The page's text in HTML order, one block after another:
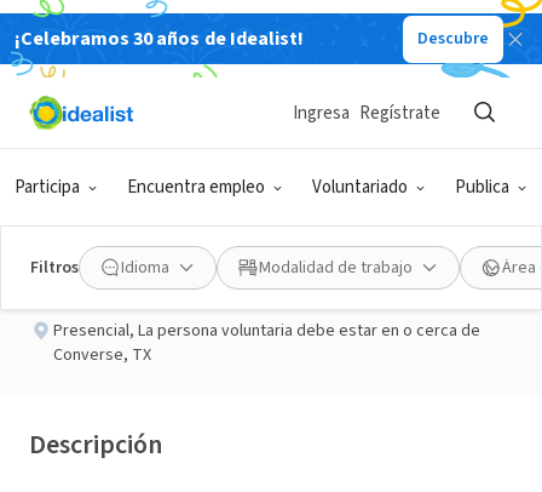
¡Celebramos 30 años de Idealist! Descubre
Participa Encuentra empleo Voluntariado Publica
Ingresa Regístrate
Filtros Idioma Modalidad de trabajo Área
ORGANIZACIÓN SIN FIN DE LUCRO
Publicado hace 3 meses
Administration Assistant
TAKING CARE OF HOME
Presencial, La persona voluntaria debe estar en o cerca de
Converse, TX
Descripción